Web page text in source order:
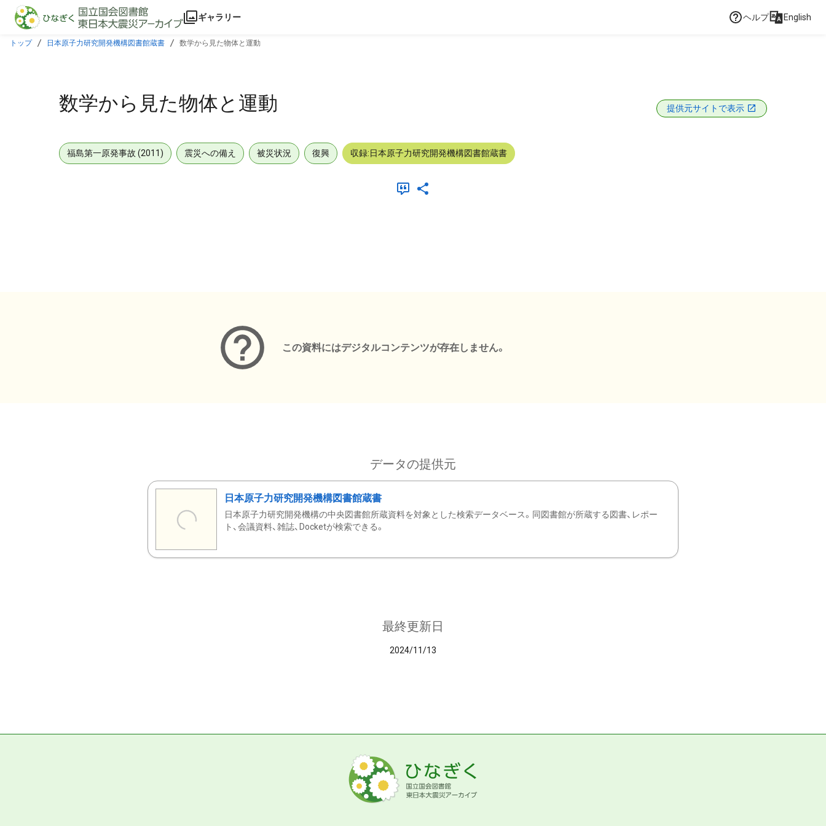
本文に飛ぶ
ギャラリー ヘルプ English
トップ 日本原子力研究開発機構図書館蔵書 数学から見た物体と運動
数学から見た物体と運動 提供元サイトで表示
福島第一原発事故 (2011) 震災への備え 被災状況 復興 収録:日本原子力研究開発機構図書館蔵書
この資料にはデジタルコンテンツが存在しません。
データの提供元
日本原子力研究開発機構図書館蔵書
日本原子力研究開発機構の中央図書館所蔵資料を対象とした検索データベース。同図書館が所蔵する図書、レポー
ト、会議資料、雑誌、Docketが検索できる。
最終更新日
2024/11/13